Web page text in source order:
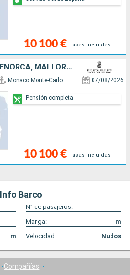
10 100 € Tasas incluidas
MONACO, FRANCIA, MENORCA, MALLORCA, ESPAÑA
Monaco Monte-Carlo 07/08/2026
10 100 € Tasas incluidas
Pensión completa
Info Barco
N° de pasajeros:
Manga:
m
m Velocidad: Nudos
Compañías